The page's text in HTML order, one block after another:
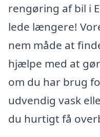
rengøring af bil i
lede længere!
nem måde at
hjælpe med at
om du har brug
udvendig vask
du hurtigt få